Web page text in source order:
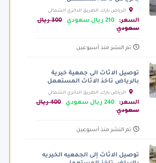
الرياض بارك، الطريق الدائري الشمالي
الفرعي، الرياض السعودية
السعر: 210 ريال سعودي
300 ريال
سعودي
تم النشر منذ أسبوعين
توصيل الاثاث الى جمعية خيرية
بالرياض تاخذ الاثاث المستعمل
الرياض بارك، الطريق الدائري الشمالي
الفرعي، الرياض السعودية
السعر: 240 ريال سعودي
400 ريال
سعودي
تم النشر منذ أسبوعين
توصيل الاثاث إلى الجمعيه الخيريه